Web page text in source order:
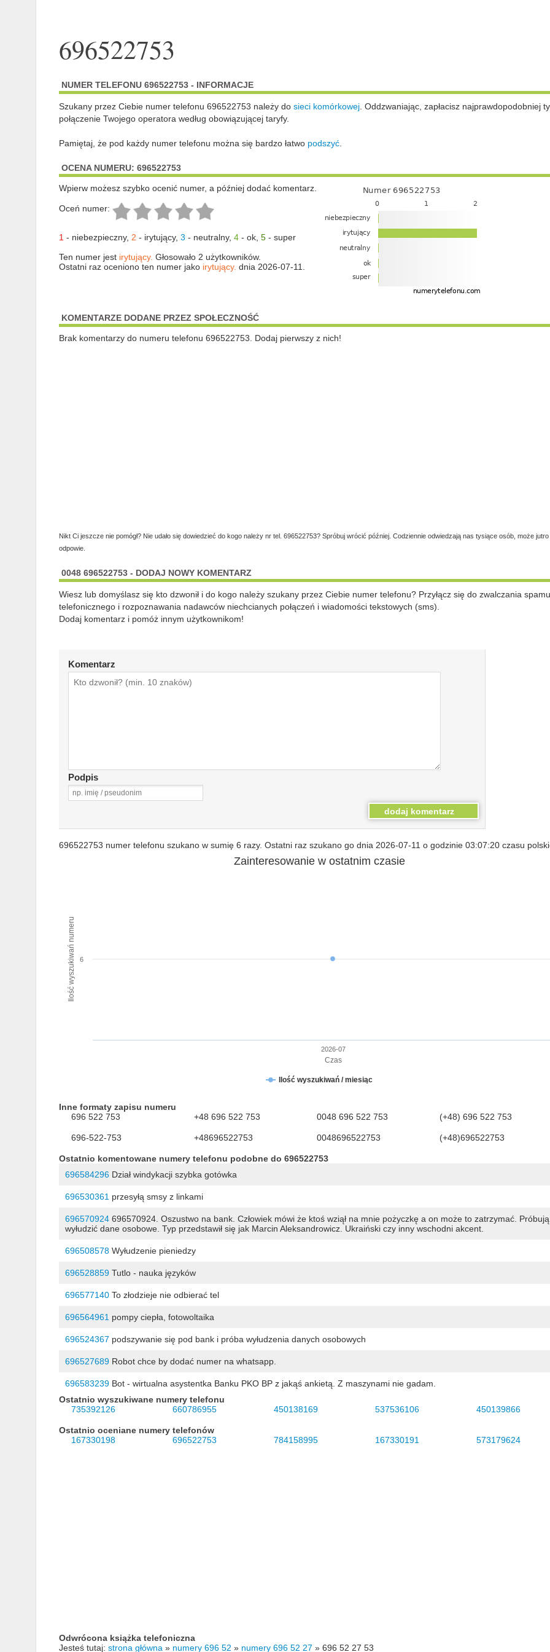
696522753
NUMER TELEFONU 696522753 - INFORMACJE
Szukany przez Ciebie numer telefonu 696522753 należy do sieci komórkowej. Oddzwaniając, zapłacisz najprawdopodobniej
połączenie Twojego operatora według obowiązującej taryfy.
Pamiętaj, że pod każdy numer telefonu można się bardzo łatwo podszyć.
OCENA NUMERU: 696522753
Wpierw możesz szybko ocenić numer, a później dodać komentarz.
Oceń numer:
1- niebezpieczny, 2 - irytujący, 3 - neutralny, 4- ok, 5- super
Ten numer jest irytujący. Głosowało 2 użytkowników.
Ostatni raz oceniono ten numer jako irytujący. dnia 2026-07-11.
KOMENTARZE DODANE PRZEZ SPOŁECZNOŚĆ
Brak komentarzy do numeru telefonu 696522753. Dodaj pierwszy z nich!
Nikt Ci jeszcze nie pomógł? Nie udało się dowiedzieć do kogo należy nr tel. 696522753? Spróbuj wrócić później. Codziennie odwiedzają nas tysiące osób, może
odpowie.
0048 696522753 - DODAJ NOWY KOMENTARZ
Wiesz lub domyślasz się kto dzwonił i do kogo należy szukany przez Ciebie numer telefonu? Przyłącz się do zwalczania spamu
telefonicznego i rozpoznawania nadawców niechcianych połączeń i wiadomości tekstowych (sms).
Dodaj komentarz i pomóż innym użytkownikom!
Komentarz
Podpis
696522753 numer telefonu szukano w sumię 6 razy. Ostatni raz szukano go dnia 2026-07-11 o godzinie 03:07:20 czasu
Czas
Ilość wyszukiwań numeru
Zainteresowanie w ostatnim czasie
Ilość wyszukiwań / miesiąc
2026-07
6
Inne formaty zapisu numeru
696 522 753
+48 696 522 753 0048 696 522 753 (+48) 696 522 753
696-522-753 +48696522753 0048696522753 (+48)696522753
Ostatnio komentowane numery telefonu podobne do 696522753
696584296Dział windykacji szybka gotówka
696530361przesyłą smsy z linkami
696570924696570924. Oszustwo na bank. Człowiek mówi że ktoś wziął na mnie pożyczkę a on może to zatrzymać. Próbują
wyłudzić dane osobowe. Typ przedstawił się jak Marcin Aleksandrowicz. Ukraiński czy inny wschodni akcent.
696508578Wyłudzenie pieniedzy
696528859Tutlo - nauka języków
696577140To złodzieje nie odbierać tel
696564961pompy ciepła, fotowoltaika
696524367 podszywanie się pod bank i próba wyłudzenia danych osobowych
696527689Robot chce by dodać numer na whatsapp.
696583239Bot - wirtualna asystentka Banku PKO BP z jakąś ankietą. Z maszynami nie gadam.
Ostatnio wyszukiwane numery telefonu
735392126
660786955 450138169 537536106 450139866
Ostatnio oceniane numery telefonów
167330198
696522753 784158995 167330191 573179624
Odwrócona książka telefoniczna
Jesteś tutaj: strona główna » numery 696 52 » numery 696 52 27 » 696 52 27 53